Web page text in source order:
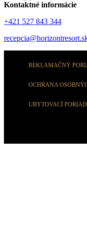
Kontaktné informácie
+421 527 843 344
REKLAMAČNÝ
OCHRANA
UBYTOVACÍ